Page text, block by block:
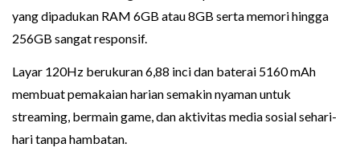
yang dipadukan RAM 6GB atau 8GB serta memori hingga
256GB sangat responsif.
Layar 120Hz berukuran 6,88 inci dan baterai 5160 mAh
membuat pemakaian harian semakin nyaman untuk
streaming, bermain game, dan aktivitas media sosial sehari-
hari tanpa hambatan.